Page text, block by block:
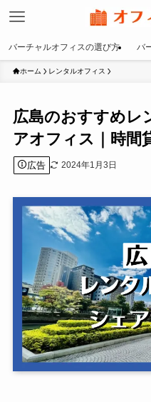
バーチャルオフィスの選び方 バ
ホーム レンタルオフィス
広島のおすすめレ
アオフィス｜時間
広告 2024年1月3日